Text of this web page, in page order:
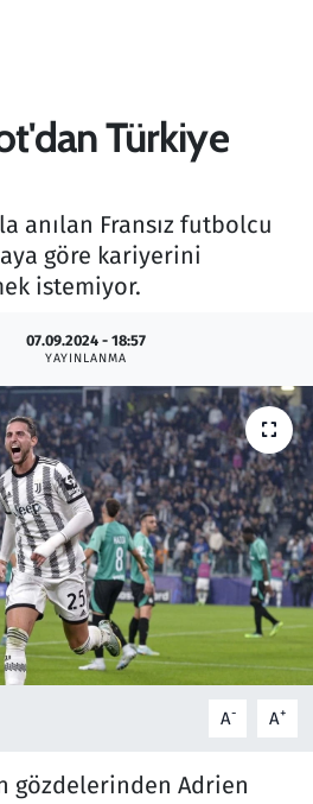
Türkiye
anılan Fransız futbolcu
göre kariyerini
istemiyor.
07.09.2024 - 18:57
YAYINLANMA
A- A+
gözdelerinden Adrien